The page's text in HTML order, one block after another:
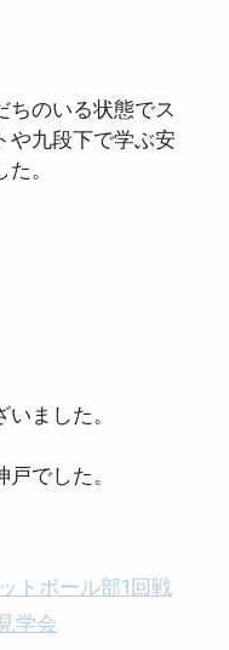
ちのいる状態でス
や九段下で学ぶ安
。
ました。
でした。
トボール部1回戦
学会